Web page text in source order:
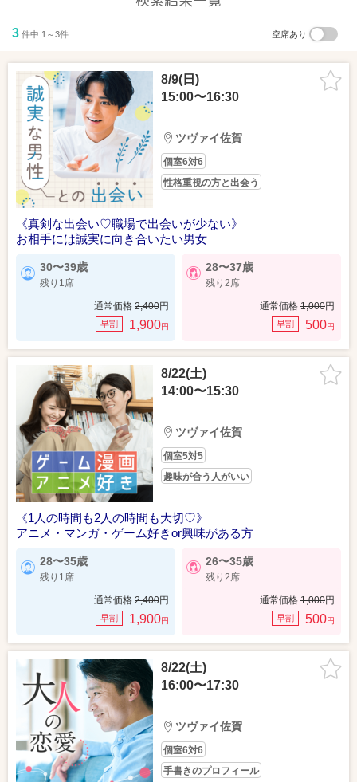
3 件中 1～3件 空席あり
8/9(日)
15:00〜16:30
ツヴァイ佐賀
個室6対6
性格重視の方と出会う
《真剣な出会い♡職場で出会いが少ない》
お相手には誠実に向き合いたい男女
30〜39歳
残り1席
通常価格 2,400円
早割 1,900円
28〜37歳
残り2席
通常価格 1,000円
早割 500円
8/22(土)
14:00〜15:30
ツヴァイ佐賀
個室5対5
趣味が合う人がいい
《1人の時間も2人の時間も大切♡》
アニメ・マンガ・ゲーム好きor興味がある方
28〜35歳
残り1席
通常価格 2,400円
早割 1,900円
26〜35歳
残り2席
通常価格 1,000円
早割 500円
8/22(土)
16:00〜17:30
ツヴァイ佐賀
個室6対6
手書きのプロフィール